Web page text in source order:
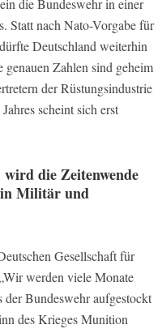
die Bundeswehr in einer
Statt nach Nato-Vorgabe für
Deutschland weiterhin
Zahlen sind geheim
der Rüstungsindustrie
scheint sich erst
wird die Zeitenwende
Militär und
Gesellschaft für
werden viele Monate
Bundeswehr aufgestockt
des Krieges Munition